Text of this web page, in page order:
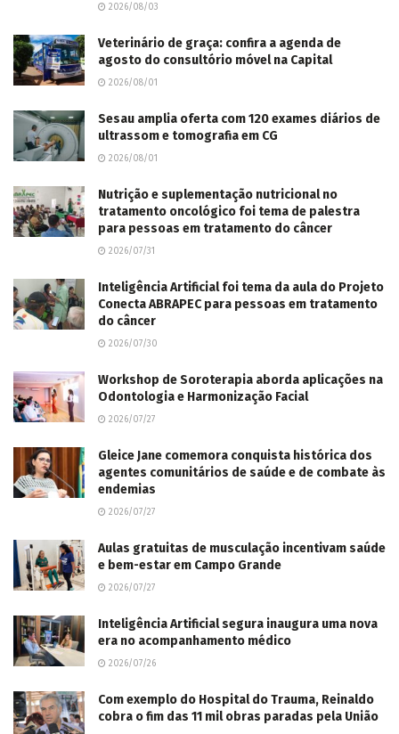
2026/08/03
Veterinário de graça: confira a agenda de
agosto do consultório móvel na Capital
2026/08/01
Sesau amplia oferta com 120 exames diários de
ultrassom e tomografia em CG
2026/08/01
Nutrição e suplementação nutricional no
tratamento oncológico foi tema de palestra
para pessoas em tratamento do câncer
2026/07/31
Inteligência Artificial foi tema da aula do Projeto
Conecta ABRAPEC para pessoas em tratamento
do câncer
2026/07/30
Workshop de Soroterapia aborda aplicações na
Odontologia e Harmonização Facial
2026/07/27
Gleice Jane comemora conquista histórica dos
agentes comunitários de saúde e de combate às
endemias
2026/07/27
Aulas gratuitas de musculação incentivam saúde
e bem-estar em Campo Grande
2026/07/27
Inteligência Artificial segura inaugura uma nova
era no acompanhamento médico
2026/07/26
Com exemplo do Hospital do Trauma, Reinaldo
cobra o fim das 11 mil obras paradas pela União